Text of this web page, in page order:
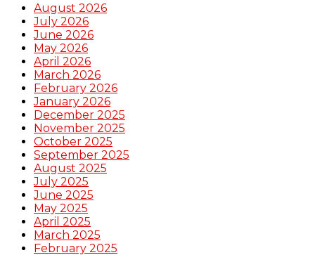
August 2026
July 2026
June 2026
May 2026
April 2026
March 2026
February 2026
January 2026
December 2025
November 2025
October 2025
September 2025
August 2025
July 2025
June 2025
May 2025
April 2025
March 2025
February 2025